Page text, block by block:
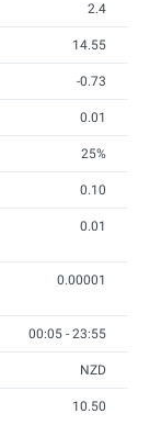
2.4
14.55
-0.73
0.01
25%
0.10
0.01
0.00001
00:05 - 23:55
NZD
10.50